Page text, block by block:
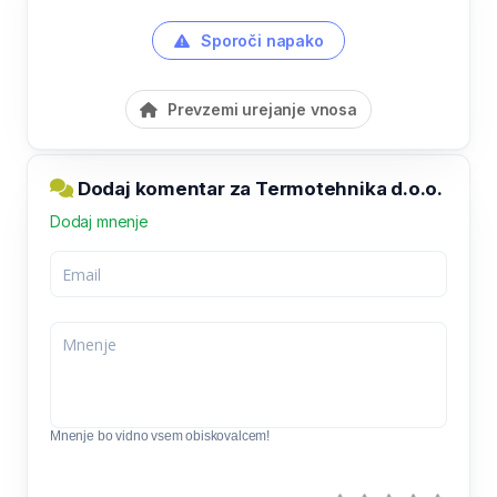
Sporoči napako
Prevzemi urejanje vnosa
Dodaj komentar za Termotehnika d.o.o.
Dodaj mnenje
Mnenje bo vidno vsem obiskovalcem!